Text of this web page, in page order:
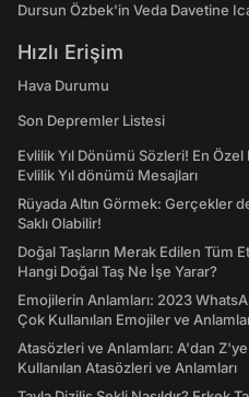
Dursun Özbek'in Veda Davetine
Hızlı Erişim
Hava Durumu
Son Depremler Listesi
Evlilik Yıl Dönümü Sözleri! En
Evlilik Yıl dönümü Mesajları
Rüyada Altın Görmek: Gerçekler
Saklı Olabilir!
Doğal Taşların Merak Edilen Tüm
Hangi Doğal Taş Ne İşe Yarar?
Emojilerin Anlamları: 2023
Çok Kullanılan Emojiler ve
Atasözleri ve Anlamları: A'dan
Kullanılan Atasözleri ve Anlamları